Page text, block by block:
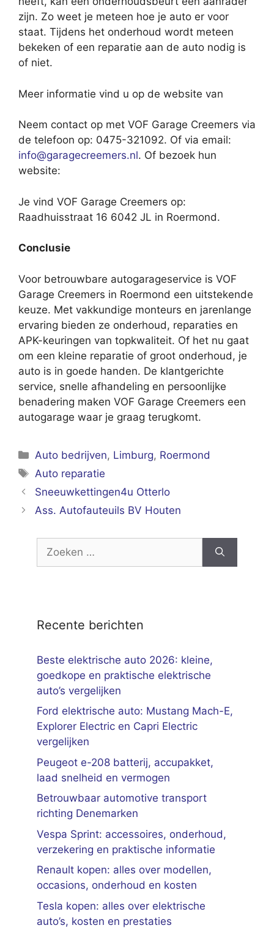
zijn. Zo weet je meteen hoe je auto er voor
staat. Tijdens het onderhoud wordt meteen
bekeken of een reparatie aan de auto nodig is
of niet.
Meer informatie vind u op de website van
Neem contact op met VOF Garage Creemers via
de telefoon op: 0475-321092. Of via email:
info@garagecreemers.nl. Of bezoek hun
website:
Je vind VOF Garage Creemers op:
Raadhuisstraat 16 6042 JL in Roermond.
Conclusie
Voor betrouwbare autogarageservice is VOF
Garage Creemers in Roermond een uitstekende
keuze. Met vakkundige monteurs en jarenlange
ervaring bieden ze onderhoud, reparaties en
APK-keuringen van topkwaliteit. Of het nu gaat
om een kleine reparatie of groot onderhoud, je
auto is in goede handen. De klantgerichte
service, snelle afhandeling en persoonlijke
benadering maken VOF Garage Creemers een
autogarage waar je graag terugkomt.
Categorieën
Auto bedrijven, Limburg, Roermond
Tags
Auto reparatie
Sneeuwkettingen4u Otterlo
Ass. Autofauteuils BV Houten
naar:
Recente berichten
Beste elektrische auto 2026: kleine,
goedkope en praktische elektrische
auto’s vergelijken
Ford elektrische auto: Mustang Mach-E,
Explorer Electric en Capri Electric
vergelijken
Peugeot e-208 batterij, accupakket,
laad snelheid en vermogen
Betrouwbaar automotive transport
richting Denemarken
Vespa Sprint: accessoires, onderhoud,
verzekering en praktische informatie
Renault kopen: alles over modellen,
occasions, onderhoud en kosten
Tesla kopen: alles over elektrische
auto’s, kosten en prestaties